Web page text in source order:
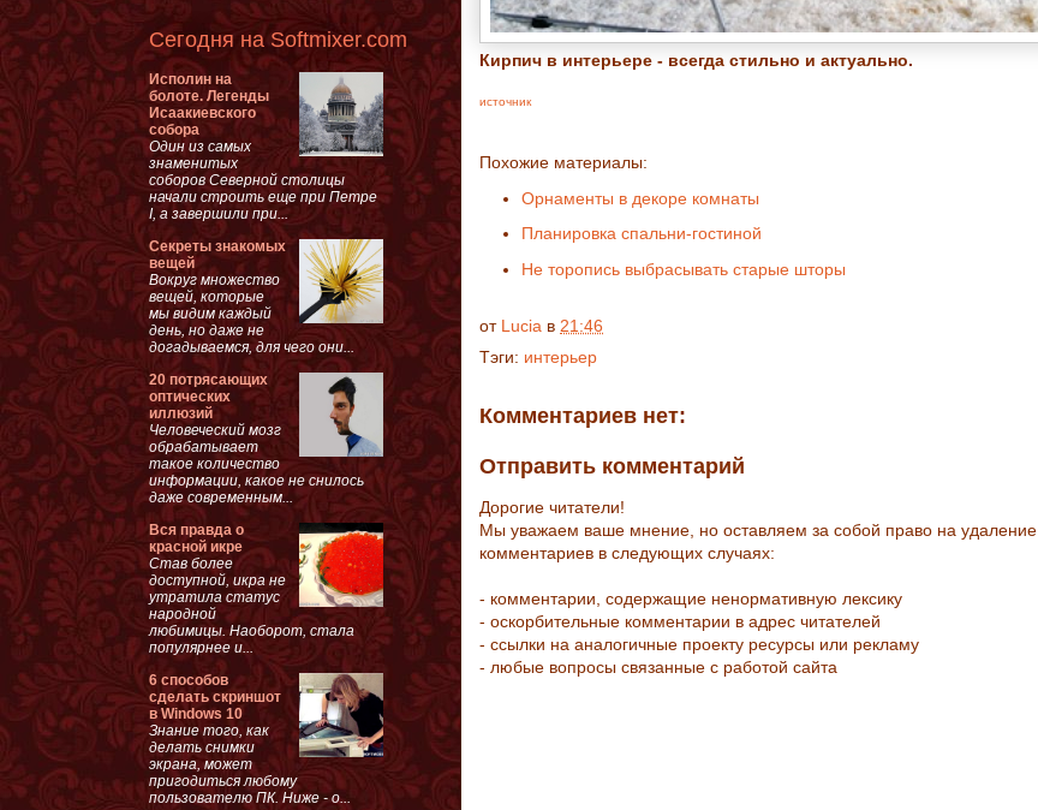
Кирпич в интерьере - всегда стильно и актуально.
источник
Похожие материалы:
Орнаменты в декоре комнаты
Планировка спальни-гостиной
Не торопись выбрасывать старые шторы
от Lucia в 21:46
Тэги: интерьер
Комментариев нет:
Отправить комментарий
Дорогие читатели!
Мы уважаем ваше мнение, но оставляем за собой право на удаление
комментариев в следующих случаях:
- комментарии, содержащие ненормативную лексику
- оскорбительные комментарии в адрес читателей
- ссылки на аналогичные проекту ресурсы или рекламу
- любые вопросы связанные с работой сайта
Сегодня на Softmixer.com
Исполин на
болоте. Легенды
Исаакиевского
собора
Один из самых
знаменитых
соборов Северной столицы
начали строить еще при Петре
I, а завершили при...
Секреты знакомых
вещей
Вокруг множество
вещей, которые
мы видим каждый
день, но даже не
догадываемся, для чего они...
20 потрясающих
оптических
иллюзий
Человеческий мозг
обрабатывает
такое количество
информации, какое не снилось
даже современным...
Вся правда о
красной икре
Став более
доступной, икра не
утратила статус
народной
любимицы. Наоборот, стала
популярнее и...
6 способов
сделать скриншот
в Windows 10
Знание того, как
делать снимки
экрана, может
пригодиться любому
пользователю ПК. Ниже - о...